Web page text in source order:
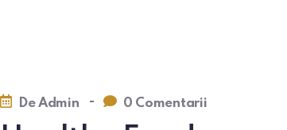
DeAdmin - 0 Comentarii